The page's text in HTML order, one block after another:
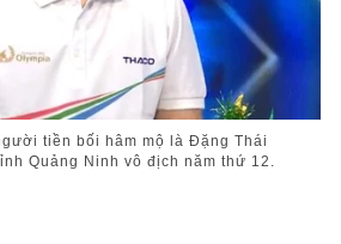
tiền bối hâm mộ là Đặng Thái
Quảng Ninh vô địch năm thứ 12.